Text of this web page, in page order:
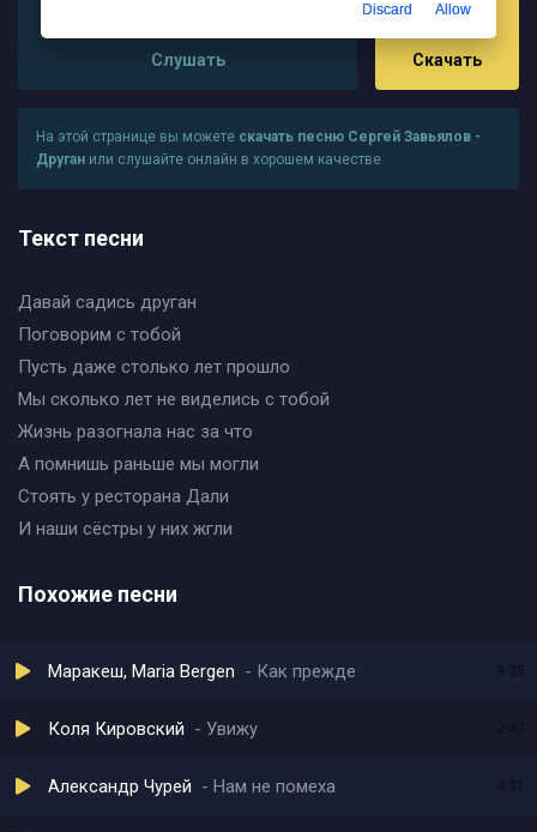
Слушать Скачать
На этой странице вы можете скачать песню Сергей Завьялов -
Друган или слушайте онлайн в хорошем качестве
Текст песни
Давай садись друган
Поговорим с тобой
Пусть даже столько лет прошло
Мы сколько лет не виделись с тобой
Жизнь разогнала нас за что
А помнишь раньше мы могли
Стоять у ресторана Дали
И наши сёстры у них жгли
Похожие песни
Маракеш, Maria Bergen Как прежде 3:35
Коля Кировский Увижу
Александр Чурей Нам не помеха 4:31
Discard Allow